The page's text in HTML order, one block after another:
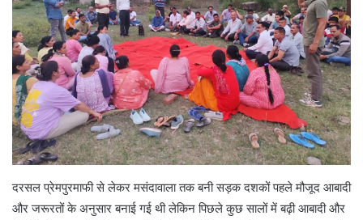
दरसल प्रेमपुरमाफी से लेकर मसंदावाला तक बनी सड़क दशकों पहले मौजूद आबादी
और जरूरतों के अनुसार बनाई गई थी लेकिन पिछले कुछ सालों में बढ़ी आबादी और